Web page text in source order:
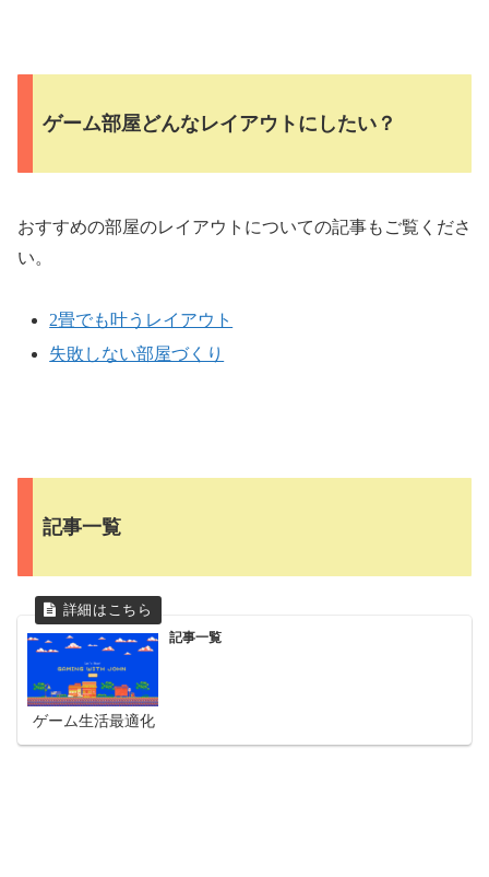
ゲーム部屋どんなレイアウトにしたい？
おすすめの部屋のレイアウトについての記事もご覧くださ
い。
2畳でも叶うレイアウト
失敗しない部屋づくり
記事一覧
記事一覧
ゲーム生活最適化